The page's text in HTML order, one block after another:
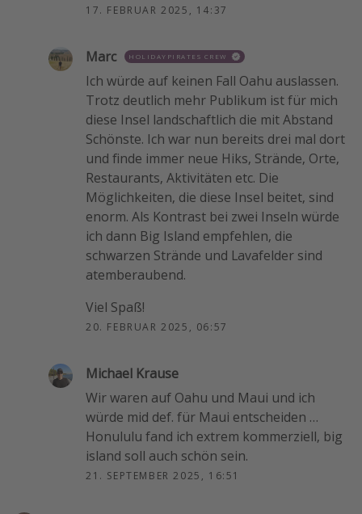
17. FEBRUAR 2025, 14:37
Marc HOLIDAYPIRATES CREW
Ich würde auf keinen Fall Oahu auslassen.
Trotz deutlich mehr Publikum ist für mich
diese Insel landschaftlich die mit Abstand
Schönste. Ich war nun bereits drei mal dort
und finde immer neue Hiks, Strände, Orte,
Restaurants, Aktivitäten etc. Die
Möglichkeiten, die diese Insel beitet, sind
enorm. Als Kontrast bei zwei Inseln würde
ich dann Big Island empfehlen, die
schwarzen Strände und Lavafelder sind
atemberaubend.
Viel Spaß!
20. FEBRUAR 2025, 06:57
Michael Krause
Wir waren auf Oahu und Maui und ich
würde mid def. für Maui entscheiden …
Honululu fand ich extrem kommerziell, big
island soll auch schön sein.
21. SEPTEMBER 2025, 16:51